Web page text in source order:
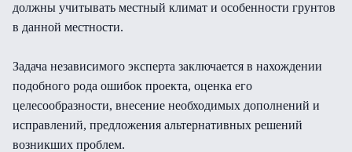
должны учитывать местный климат и особенности грунтов
в данной местности.
Задача независимого эксперта заключается в нахождении
подобного рода ошибок проекта, оценка его
целесообразности, внесение необходимых дополнений и
исправлений, предложения альтернативных решений
возникших проблем.